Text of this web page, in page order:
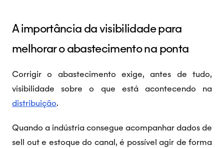
A importância da visibilidade para
melhorar o abastecimento na ponta
Corrigir o abastecimento exige, antes de tudo,
visibilidade sobre o que está acontecendo na
distribuição.
Quando a indústria consegue acompanhar dados de
sell out e estoque do canal, é possível agir de forma